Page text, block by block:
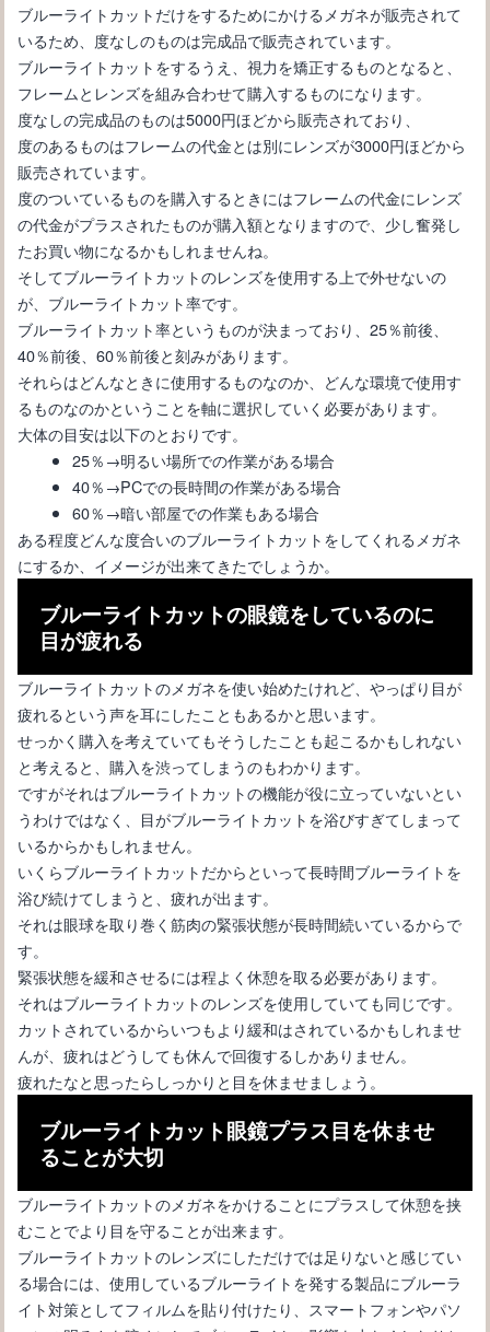
老眼鏡の度数は年齢で上がるもの？自分に合った老眼鏡選び
メガネの黒縁スクエア型が似合う顔型とメガネを選ぶポイントと
は？
メガネが似合うコーデとは？メンズにおすすめなコーディネート
メガネの形の選び方。輪郭に合わせた自分に似合うメガネの探し
方
メガネタイプの老眼鏡で安いものと高いものの違いと選び方
ブルーライトカットだけをするためにかけるメガネが販売されて
いるため、度なしのものは完成品で販売されています。
ブルーライトカットをするうえ、視力を矯正するものとなると、
フレームとレンズを組み合わせて購入するものになります。
度なしの完成品のものは5000円ほどから販売されており、
度のあるものはフレームの代金とは別にレンズが3000円ほどから
販売されています。
度のついているものを購入するときにはフレームの代金にレンズ
の代金がプラスされたものが購入額となりますので、少し奮発し
たお買い物になるかもしれませんね。
そしてブルーライトカットのレンズを使用する上で外せないの
が、ブルーライトカット率です。
ブルーライトカット率というものが決まっており、25％前後、
40％前後、60％前後と刻みがあります。
それらはどんなときに使用するものなのか、どんな環境で使用す
るものなのかということを軸に選択していく必要があります。
大体の目安は以下のとおりです。
25％→明るい場所での作業がある場合
40％→PCでの長時間の作業がある場合
60％→暗い部屋での作業もある場合
ある程度どんな度合いのブルーライトカットをしてくれるメガネ
にするか、イメージが出来てきたでしょうか。
ブルーライトカットの眼鏡をしているのに
目が疲れる
ブルーライトカットのメガネを使い始めたけれど、やっぱり目が
疲れるという声を耳にしたこともあるかと思います。
せっかく購入を考えていてもそうしたことも起こるかもしれない
と考えると、購入を渋ってしまうのもわかります。
ですがそれはブルーライトカットの機能が役に立っていないとい
うわけではなく、目がブルーライトカットを浴びすぎてしまって
いるからかもしれません。
いくらブルーライトカットだからといって長時間ブルーライトを
浴び続けてしまうと、疲れが出ます。
それは眼球を取り巻く筋肉の緊張状態が長時間続いているからで
す。
緊張状態を緩和させるには程よく休憩を取る必要があります。
それはブルーライトカットのレンズを使用していても同じです。
カットされているからいつもより緩和はされているかもしれませ
んが、疲れはどうしても休んで回復するしかありません。
疲れたなと思ったらしっかりと目を休ませましょう。
ブルーライトカット眼鏡プラス目を休ませ
ることが大切
ブルーライトカットのメガネをかけることにプラスして休憩を挟
むことでより目を守ることが出来ます。
ブルーライトカットのレンズにしただけでは足りないと感じてい
る場合には、使用しているブルーライトを発する製品にブルーラ
イト対策としてフィルムを貼り付けたり、スマートフォンやパソ